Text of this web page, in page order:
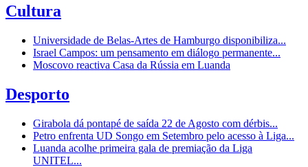
Cultura
Universidade de Belas-Artes de Hamburgo disponibiliza...
Israel Campos: um pensamento em diálogo permanente...
Moscovo reactiva Casa da Rússia em Luanda
Desporto
Girabola dá pontapé de saída 22 de Agosto com dérbis...
Petro enfrenta UD Songo em Setembro pelo acesso à Liga...
Luanda acolhe primeira gala de premiação da Liga
UNITEL...